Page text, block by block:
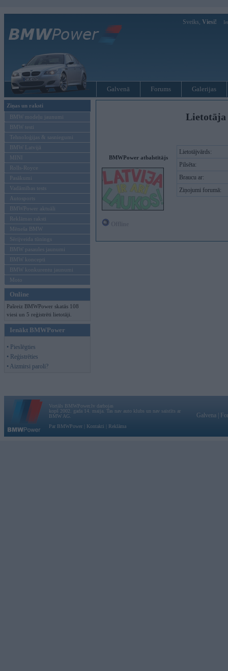
Sveiks, Viesi!
Galvenā Forums Galerijas
Ziņas un raksti
BMW modeļu jaunumi
BMW testi
Tehnoloģijas & sasniegumi
BMW Latvijā
MINI
Rolls-Royce
Pasākumi
Vadāmības tests
Autosports
BMWPower aktuāli
Reklāmas raksti
Mēneša BMW
Sērijveida tūnings
BMW pasaules jaunumi
BMW koncepti
BMW konkurentu jaunumi
Moto
Online
Pašreiz BMWPower skatās 108
viesi un 5 reģistrēti lietotāji.
Ienākt BMWPower
• Pieslēgties
• Reģistrēties
• Aizmirsi paroli?
Lietotāja
BMWPower atbalstītājs
Lietotājvārds:
Pilsēta:
Braucu ar:
Ziņojumi forumā:
Vortāls BMWPower.lv darbojas
kopš 2002. gada 14. maija. Tas nav auto klubs un nav saistīts ar
BMW AG.
Par BMWPower
Kontakti Reklāma
Galvena